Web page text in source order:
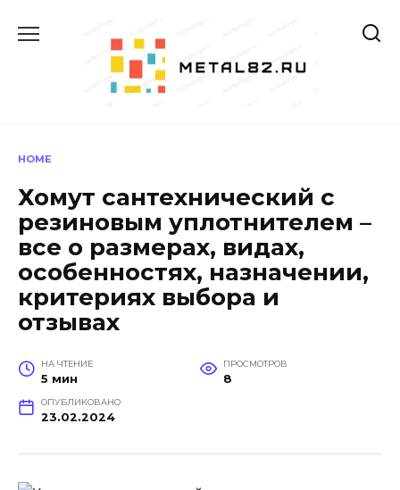
HOME
Хомут сантехнический с
резиновым уплотнителем –
все о размерах, видах,
особенностях, назначении,
критериях выбора и
отзывах
НА ЧТЕНИЕ
5 мин
ПРОСМОТРОВ
8
ОПУБЛИКОВАНО
23.02.2024